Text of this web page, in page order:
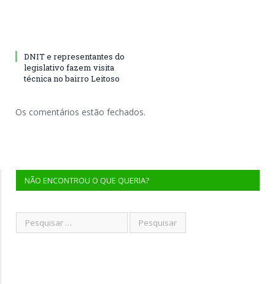
DNIT e representantes do
legislativo fazem visita
técnica no bairro Leitoso
Os comentários estão fechados.
NÃO ENCONTROU O QUE QUERIA?